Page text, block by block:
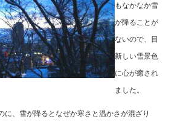
もなかなか雪
が降ることが
ないので、目
新しい雪景色
に心が癒され
ました。
に、雪が降るとなぜか寒さと温かさが混ざり